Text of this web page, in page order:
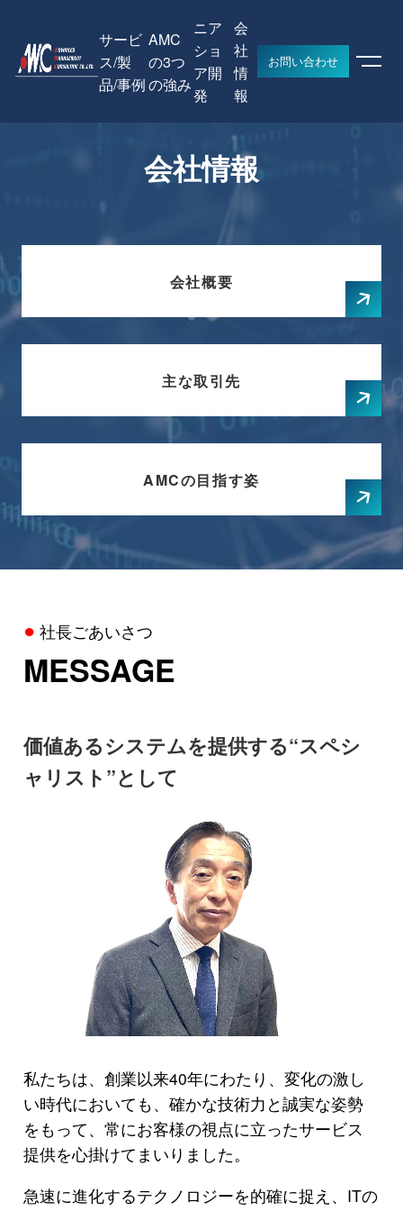
サービ
ス/製
品/事例
AMC
の3つ
の強み
ニア
ショ
ア開
発
会
社
情
報
お問い合わせ
会社情報
会社情報
会社概要
主な取引先
AMCの目指す姿
社長ごあいさつ
MESSAGE
価値あるシステムを提供する“スペシ
ャリスト”として
私たちは、創業以来40年にわたり、変化の激し
い時代においても、確かな技術力と誠実な姿勢
をもって、常にお客様の視点に立ったサービス
提供を心掛けてまいりました。
急速に進化するテクノロジーを的確に捉え、ITの